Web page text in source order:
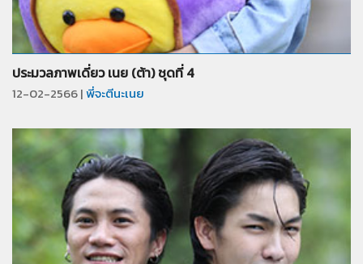
จำนวน 31
ประมวลภาพเดี่ยว เนย (ต้า) ชุดที่ 4
12-02-2566 |พี่จะตีนะเนย